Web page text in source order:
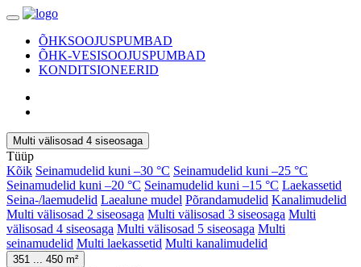
ÕHKSOOJUSPUMBAD
ÕHK-VESISOOJUSPUMBAD
KONDITSIONEERID
Multi välisosad 4 siseosaga
Tüüp
Kõik Seinamudelid kuni –30 °C Seinamudelid kuni –25 °C
Seinamudelid kuni –20 °C Seinamudelid kuni –15 °C Laekassetid
Seina-/laemudelid Laealune mudel Põrandamudelid Kanalimudelid
Multi välisosad 2 siseosaga Multi välisosad 3 siseosaga Multi
välisosad 4 siseosaga Multi välisosad 5 siseosaga Multi
seinamudelid Multi laekassetid Multi kanalimudelid
351 ... 450 m²